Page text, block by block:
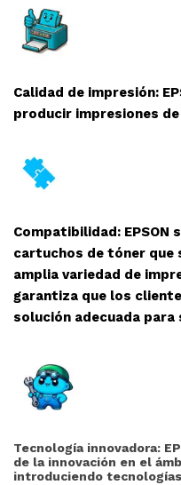
Calidad de impresión:
producir impresiones
Compatibilidad:
cartuchos de tóner que
amplia variedad de
garantiza que los
solución adecuada
Tecnología innovadora:
de la innovación en el
introduciendo